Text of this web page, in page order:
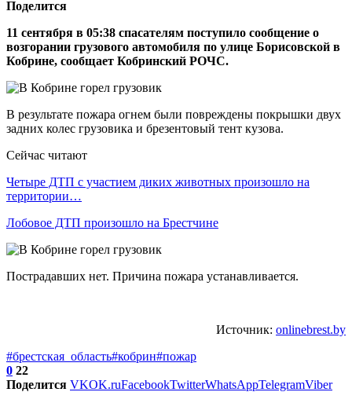
Поделится
11 сентября в 05:38 спасателям поступило сообщение о
возгорании грузового автомобиля по улице Борисовской в
Кобрине, сообщает Кобринский РОЧС.
В результате пожара огнем были повреждены покрышки двух
задних колес грузовика и брезентовый тент кузова.
Сейчас читают
Четыре ДТП с участием диких животных произошло на
территории…
Лобовое ДТП произошло на Брестчине
Пострадавших нет. Причина пожара устанавливается.
Источник: onlinebrest.by
#брестская_область#кобрин#пожар
0 22
Поделится VKOK.ruFacebookTwitterWhatsAppTelegramViber